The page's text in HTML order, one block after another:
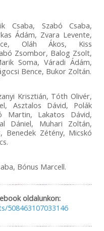
Szabó Csaba,
Ádám, Zvara Levente,
Oláh Ákos, Kiss
Zsombor, Balog Zsolt,
Soma, Váradi Ádám,
Bence, Bukor Zoltán.
Krisztián, Tóth Olivér,
Asztalos Dávid, Polák
Martin, Lakatos Dávid,
Dániel, Muhari Zoltán,
Benedek Zétény, Micskó
Bónus Marcell.
oldalunkon:
508463107033146